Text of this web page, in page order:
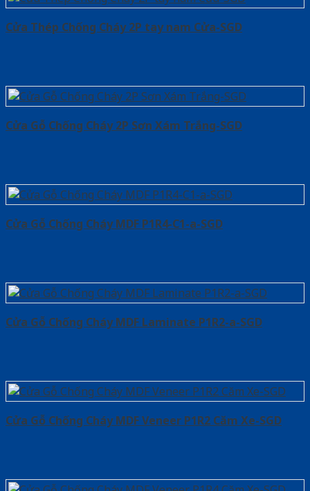
Cửa Thép Chống Cháy 2P tay nam Cửa-SGD
Cửa Gỗ Chống Cháy 2P Sơn Xám Trắng-SGD
Cửa Gỗ Chống Cháy MDF P1R4-C1-a-SGD
Cửa Gỗ Chống Cháy MDF Laminate P1R2-a-SGD
Cửa Gỗ Chống Cháy MDF Veneer P1R2 Căm Xe-SGD